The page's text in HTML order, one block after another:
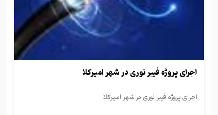
اجرای پروژه فیبر نوری در شهر امیرکلا
اجرای پروژه فیبر نوری در شهر امیرکلا